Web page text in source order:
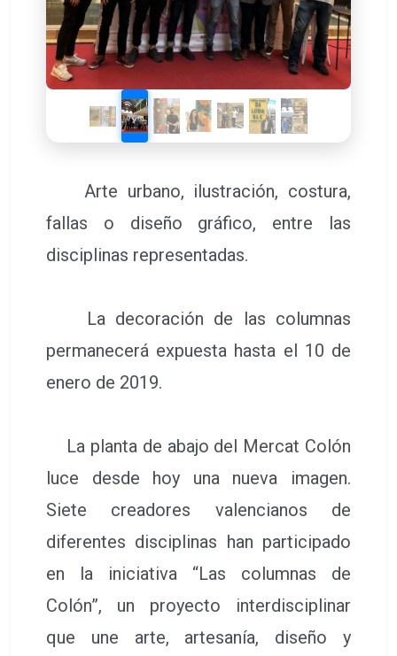
Arte urbano, ilustración, costura,
fallas o diseño gráfico, entre las
disciplinas representadas.
La decoración de las columnas
permanecerá expuesta hasta el 10 de
enero de 2019.
La planta de abajo del Mercat Colón
luce desde hoy una nueva imagen.
Siete creadores valencianos de
diferentes disciplinas han participado
en la iniciativa “Las columnas de
Colón”, un proyecto interdisciplinar
que une arte, artesanía, diseño y